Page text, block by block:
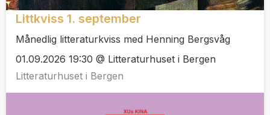
Littkviss 1. september
Månedlig litteraturkviss med Henning Bergsvåg
01.09.2026 19:30 @ Litteraturhuset i Bergen
Litteraturhuset i Bergen